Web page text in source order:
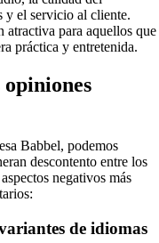
y el servicio al cliente.
atractiva para aquellos que
práctica y entretenida.
opiniones
Babbel, podemos
descontento entre los
negativos más
de idiomas